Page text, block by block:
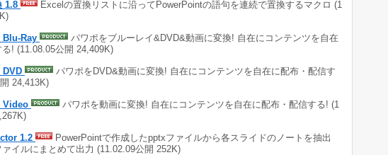
1.8
Excelの置換リストに沿ってPowerPointの語句を連続で置換するマクロ (1
Ray
パワポをブルーレイ&DVD&動画に変換! 自在にコンテンツを自在
! (11.08.05公開 24,409K)
パワポをDVD&動画に変換! 自在にコンテンツを自在に配布・配信す
24,413K)
Video
パワポを動画に変換! 自在にコンテンツを自在に配布・配信する! (1
1.2
PowerPointで作成したpptxファイルから各スライドのノートを抽出
イルにまとめて出力 (11.02.09公開 252K)